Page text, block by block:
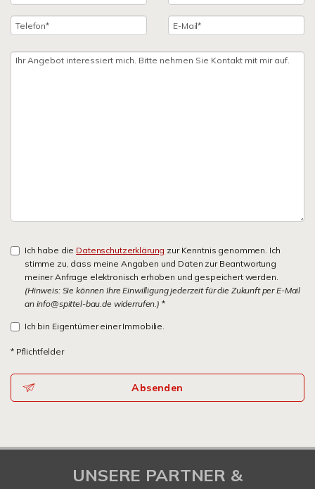
Ich habe die Datenschutzerklärung zur Kenntnis genommen. Ich
stimme zu, dass meine Angaben und Daten zur Beantwortung
meiner Anfrage elektronisch erhoben und gespeichert werden.
(Hinweis: Sie können Ihre Einwilligung jederzeit für die Zukunft per E-Mail
an info@spittel-bau.de widerrufen.) *
Ich bin Eigentümer einer Immobilie.
* Pflichtfelder
Absenden
UNSERE PARTNER &